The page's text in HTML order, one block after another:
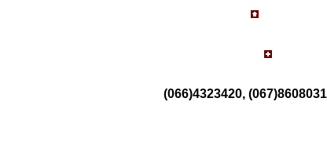
(066)4323420, (067)8608031